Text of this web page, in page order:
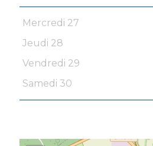
Mercredi 27
Jeudi 28
Vendredi 29
Samedi 30